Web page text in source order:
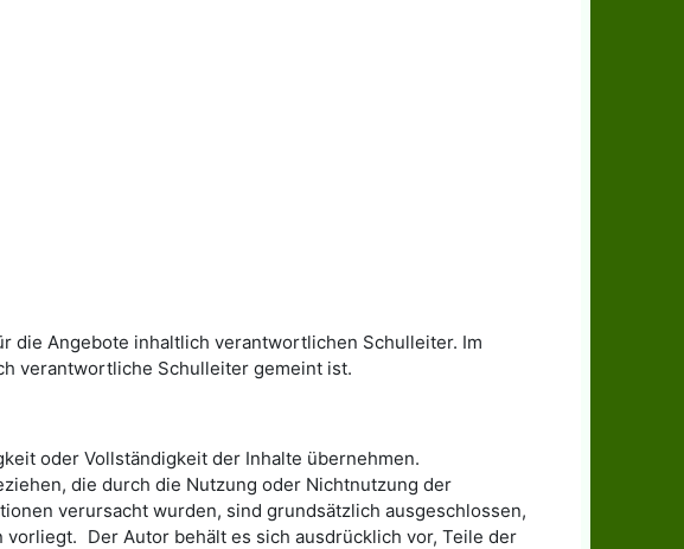
die Angebote inhaltlich verantwortlichen Schulleiter. Im
verantwortliche Schulleiter gemeint ist.
oder Vollständigkeit der Inhalte übernehmen.
die durch die Nutzung oder Nichtnutzung der
verursacht wurden, sind grundsätzlich ausgeschlossen,
Der Autor behält es sich ausdrücklich vor, Teile der